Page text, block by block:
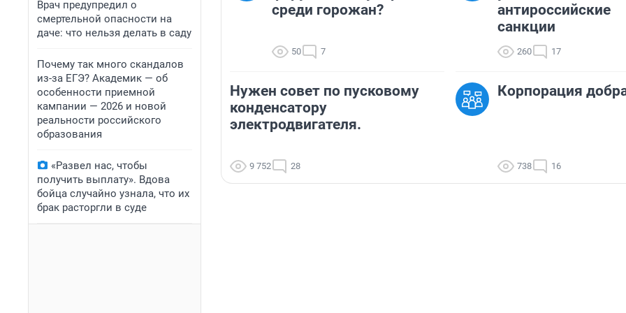
Врач предупредил о
смертельной опасности на
даче: что нельзя делать в саду
Почему так много скандалов
из-за ЕГЭ? Академик — об
особенности приемной
кампании — 2026 и новой
реальности российского
образования
«Развел нас, чтобы
получить выплату». Вдова
бойца случайно узнала, что их
брак расторгли в суде
среди горожан?
50 7
антироссийские
санкции
260 17
Нужен совет по пусковому
конденсатору
электродвигателя.
9 752 28
Корпорация
738 16